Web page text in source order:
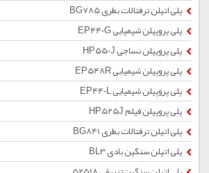
پلی اتیلن ترفتالات بطری BG785
پلی پروپیلن شیمیایی EP440G
پلی پروپیلن نساجی HP550J
پلی پروپیلن شیمیایی EP548R
پلی پروپیلن شیمیایی EP440L
پلی پروپیلن فیلم HP525J
پلی اتیلن ترفتالات بطری BG841
پلی اتیلن سنگین بادی BL3